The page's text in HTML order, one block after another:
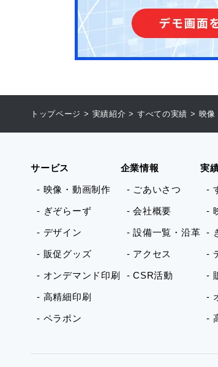
トップページ > 実績紹介 > すべての実績 > 映像
サービス
- 映像・動画制作
- ぎぞらーず
- デザイン
- 販促グッズ
- オンデマンド印刷
- 高精細印刷
- ペラポン
企業情報
- ごあいさつ
- 会社概要
- 設備一覧・沿革
- アクセス
- CSR活動
実
-
-
-
-
-
-
-